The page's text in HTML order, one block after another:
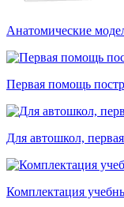
Анатомические
Первая помощь
Для автошкол,
Комплектация